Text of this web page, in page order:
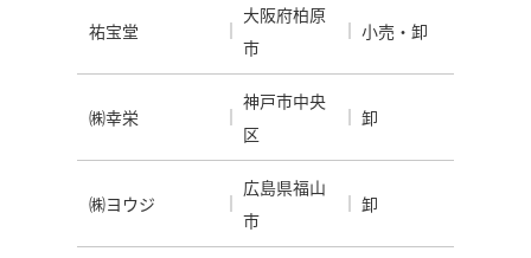
祐宝堂
大阪府柏原
市
小売・卸
㈱幸栄
神戸市中央
区
卸
㈱ヨウジ
広島県福山
市
卸